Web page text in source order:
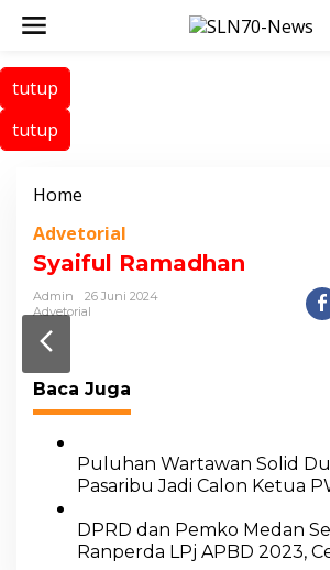
a
t
i
k
tutup
tutup
Home
m
p
r
Advetorial
Syaiful Ramadhan
Admin
26 Juni 2024
Advetorial
Baca Juga
Puluhan Wartawan Solid
Pasaribu Jadi Calon Ketua
DPRD dan Pemko Medan
Ranperda LPj APBD 2023,